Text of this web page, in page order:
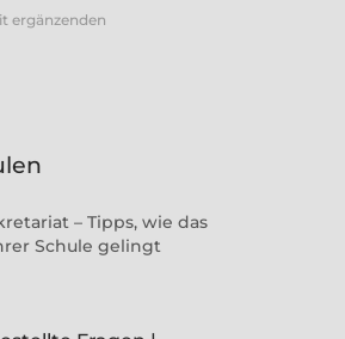
ergänzenden
– Tipps, wie das
Schule gelingt